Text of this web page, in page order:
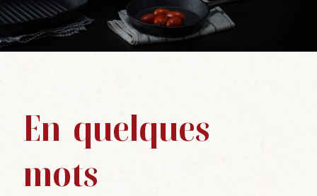
En quelques
mots